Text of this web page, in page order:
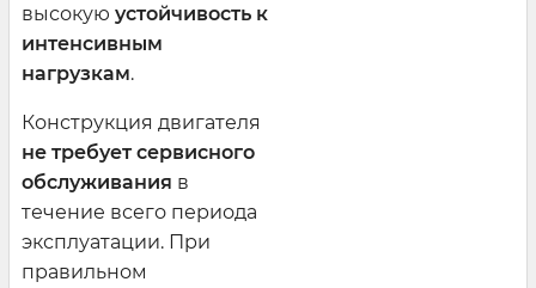
высокую устойчивость к
интенсивным
нагрузкам.
Конструкция двигателя
не требует сервисного
обслуживания в
течение всего периода
эксплуатации. При
правильном